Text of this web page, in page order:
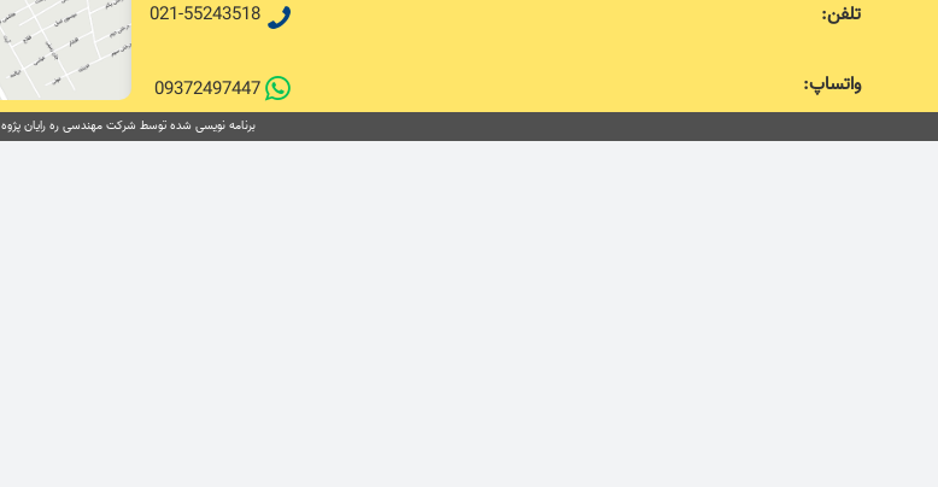
تلفن: 021-55243518
واتساپ: 09372497447
برنامه نویسی شده توسط شرکت مهندسی ره رایان پژوه